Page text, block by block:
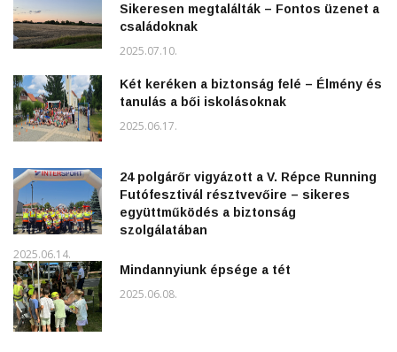
Sikeresen megtalálták – Fontos üzenet a
családoknak
2025.07.10.
Két keréken a biztonság felé – Élmény és
tanulás a bői iskolásoknak
2025.06.17.
24 polgárőr vigyázott a V. Répce Running
Futófesztivál résztvevőire – sikeres
együttműködés a biztonság
szolgálatában
2025.06.14.
Mindannyiunk épsége a tét
2025.06.08.